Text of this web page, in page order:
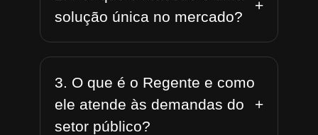
solução única no mercado?
+
3. O que é o Regente e como
ele atende às demandas do
setor público?
+